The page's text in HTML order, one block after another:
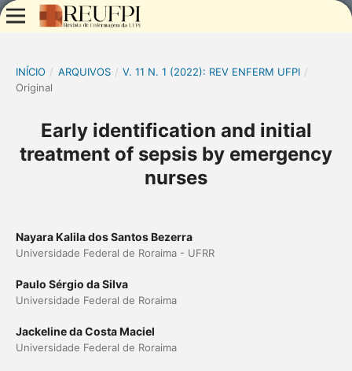
INÍCIO / ARQUIVOS / V. 11 N. 1 (2022): REV ENFERM UFPI /
Original
Early identification and initial
treatment of sepsis by emergency
nurses
Nayara Kalila dos Santos Bezerra
Universidade Federal de Roraima - UFRR
Paulo Sérgio da Silva
Universidade Federal de Roraima
Jackeline da Costa Maciel
Universidade Federal de Roraima